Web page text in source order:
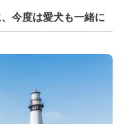
今度は愛犬も一緒に